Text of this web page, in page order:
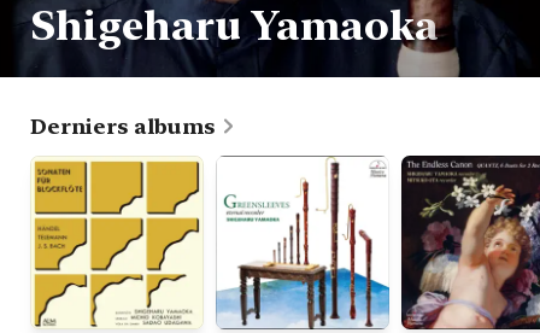
Shigeharu Yamaoka
Derniers albums